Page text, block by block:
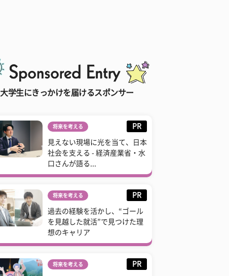
大学生にきっかけを届けるスポンサー
将来を考える PR
見えない現場に光を当て、日本
社会を支える - 経済産業省・水
口さんが語る...
将来を考える PR
過去の経験を活かし、“ゴール
を見越した就活”で見つけた理
想のキャリア
将来を考える PR